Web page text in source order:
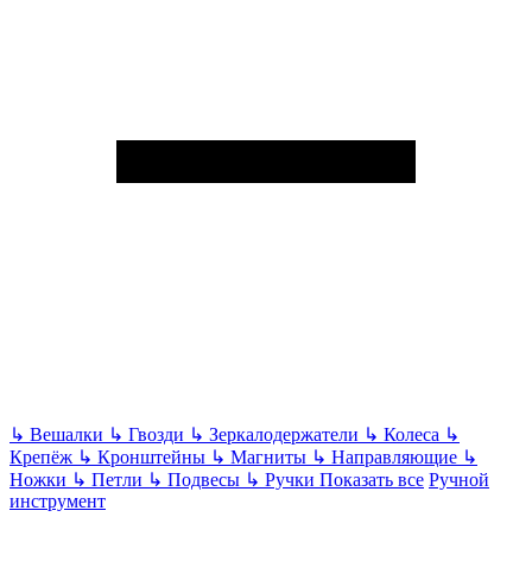
↳ Вешалки ↳ Гвозди ↳ Зеркалодержатели ↳ Колеса ↳
Крепёж ↳ Кронштейны ↳ Магниты ↳ Направляющие ↳
Ножки ↳ Петли ↳ Подвесы ↳ Ручки Показать все Ручной
инструмент